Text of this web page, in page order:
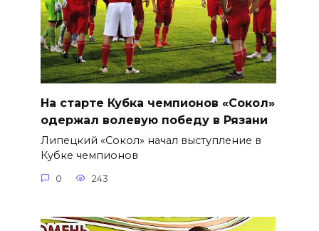
На старте Кубка чемпионов «Сокол»
одержал волевую победу в Рязани
Липецкий «Сокол» начал выступление в
Кубке чемпионов
0 243